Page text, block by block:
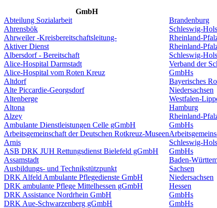
GmbH
Abteilung Sozialarbeit
Brandenburg
Ahrensbök
Schleswig-
Ahrweiler -Kreisbereitschaftsleitung-
Rheinland-
Aktiver Dienst
Rheinland-
Albersdorf - Bereitschaft
Schleswig-
Alice-Hospital Darmstadt
Verband der
Alice-Hospital vom Roten Kreuz
GmbHs
Altdorf
Bayerisches
Alte Piccardie-Georgsdorf
Niedersachsen
Altenberge
Westfalen-
Altona
Hamburg
Alzey
Rheinland-
Ambulante Dienstleistungen Celle gGmbH
GmbHs
Arbeitsgemeinschaft der Deutschen Rotkreuz-Museen
Arnis
Schleswig-
ASB DRK JUH Rettungsdienst Bielefeld gGmbH
GmbHs
Assamstadt
Baden-
Ausbildungs- und Technikstützpunkt
Sachsen
DRK Alfeld Ambulante Pflegedienste GmbH
Niedersachsen
DRK ambulante Pflege Mittelhessen gGmbH
Hessen
DRK Assistance Nordrhein GmbH
GmbHs
DRK Aue-Schwarzenberg gGmbH
GmbHs